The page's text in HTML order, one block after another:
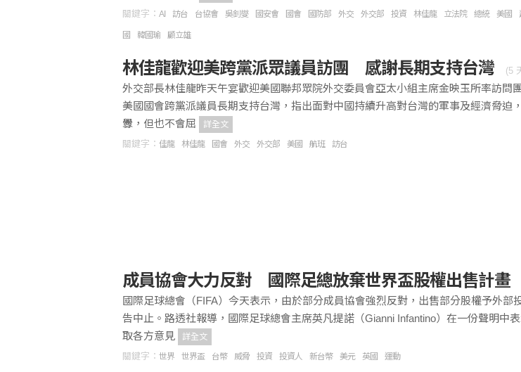
關鍵字： AI 訪台 台協會 吳釗燮 國安會 國會 國防部 外交 外交部 投資 林佳龍 立法院 總統 美國
國 韓國瑜 顧立雄
林佳龍歡迎美跨黨派眾議員訪團 感謝長期支持台灣 (5
外交部長林佳龍昨天午宴歡迎美國聯邦眾院外交委員會亞太小組主席金映玉所率訪問
美國國會跨黨派議員長期支持台灣，指出面對中國持續升高對台灣的軍事及經濟脅迫
釁，但也不會屈
詳全文
關鍵字： 佳龍 林佳龍 國會 外交 外交部 美國 航班 訪台
成員協會大力反對 國際足總放棄世界盃股權出售計畫
國際足球總會（FIFA）今天表示，由於部分成員協會強烈反對，出售部分股權予外部
告中止。路透社報導，國際足球總會主席英凡提諾（Gianni Infantino）在一份聲明中
取各方意見
詳全文
關鍵字： 世界 世界盃 台幣 威脅 投資 投資人 新台幣 美元 英國 運動